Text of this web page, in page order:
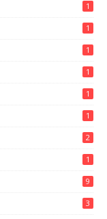
1
1
1
1
1
1
2
1
9
3